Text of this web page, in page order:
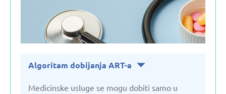
Algoritam dobijanja ART-a
Medicinske usluge se mogu dobiti samo u